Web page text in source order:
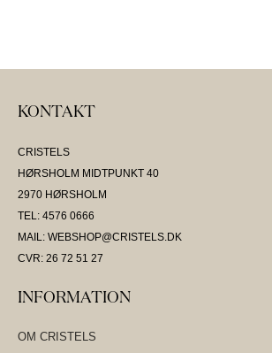
KONTAKT
CRISTELS
HØRSHOLM MIDTPUNKT 40
2970 HØRSHOLM
TEL: 4576 0666
MAIL: WEBSHOP@CRISTELS.DK
CVR: 26 72 51 27
INFORMATION
OM CRISTELS